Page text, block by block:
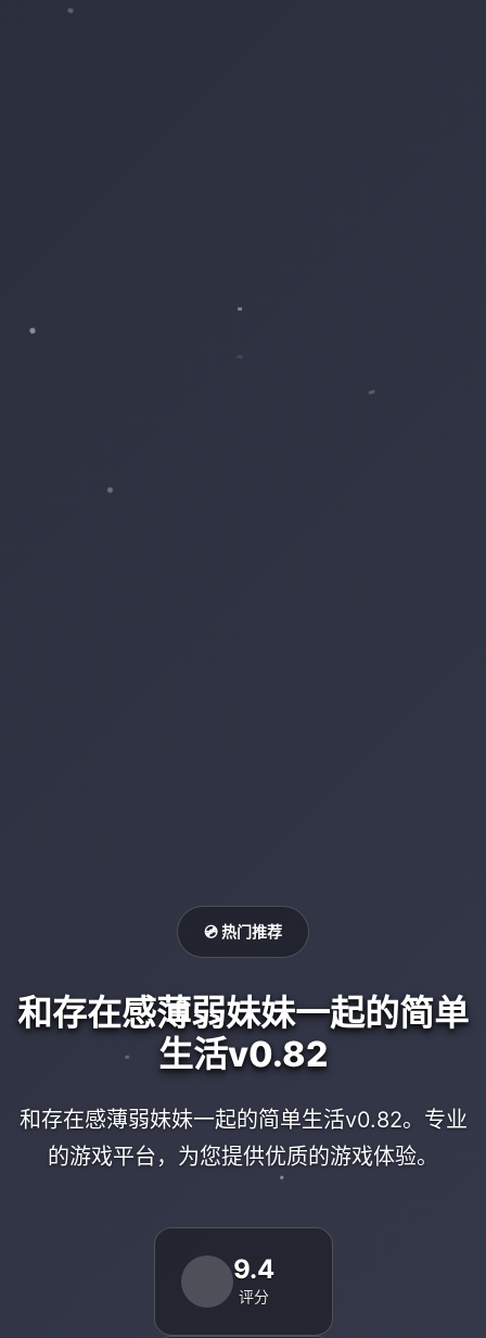
💿 热门推荐
和存在感薄弱妹妹一起的简单
生活v0.82
和存在感薄弱妹妹一起的简单生活v0.82。专业
的游戏平台，为您提供优质的游戏体验。
9.4
评分